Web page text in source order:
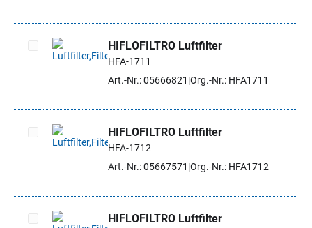
Artikel auswählen
HIFLOFILTRO Luftfilter
HFA-1711
Art.-Nr.: 05666821 Org.-Nr.: HFA1711
Artikel auswählen
HIFLOFILTRO Luftfilter
HFA-1712
Art.-Nr.: 05667571 Org.-Nr.: HFA1712
HIFLOFILTRO Luftfilter